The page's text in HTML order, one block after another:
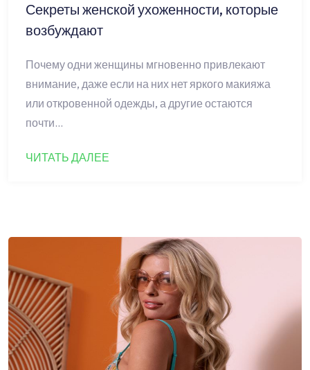
Секреты женской ухоженности, которые
возбуждают
Почему одни женщины мгновенно привлекают
внимание, даже если на них нет яркого макияжа
или откровенной одежды, а другие остаются
почти…
ЧИТАТЬ ДАЛЕЕ